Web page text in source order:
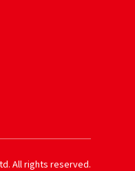
All rights reserved.